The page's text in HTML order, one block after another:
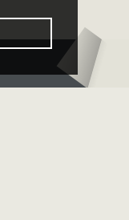
Logo
Deutsche